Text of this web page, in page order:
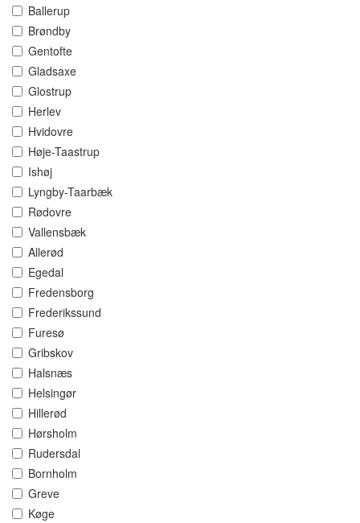
Ballerup
Brøndby
Gentofte
Gladsaxe
Glostrup
Herlev
Hvidovre
Høje-Taastrup
Ishøj
Lyngby-Taarbæk
Rødovre
Vallensbæk
Allerød
Egedal
Fredensborg
Frederikssund
Furesø
Gribskov
Halsnæs
Helsingør
Hillerød
Hørsholm
Rudersdal
Bornholm
Greve
Køge